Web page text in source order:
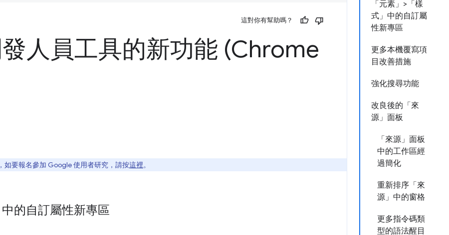
「元素」>「樣
式」中的自訂屬
性新專區
更多本機覆寫項
目改善措施
強化搜尋功能
改良後的「來
源」面板
「來源」面板
中的工作區經
過簡化
重新排序「來
源」中的窗格
更多指令碼類
型的語法醒目
這對你有幫助嗎？
人員工具的新功能 (Chrome
如要報名參加 Google 使用者研究，請按這裡。
中的自訂屬性新專區